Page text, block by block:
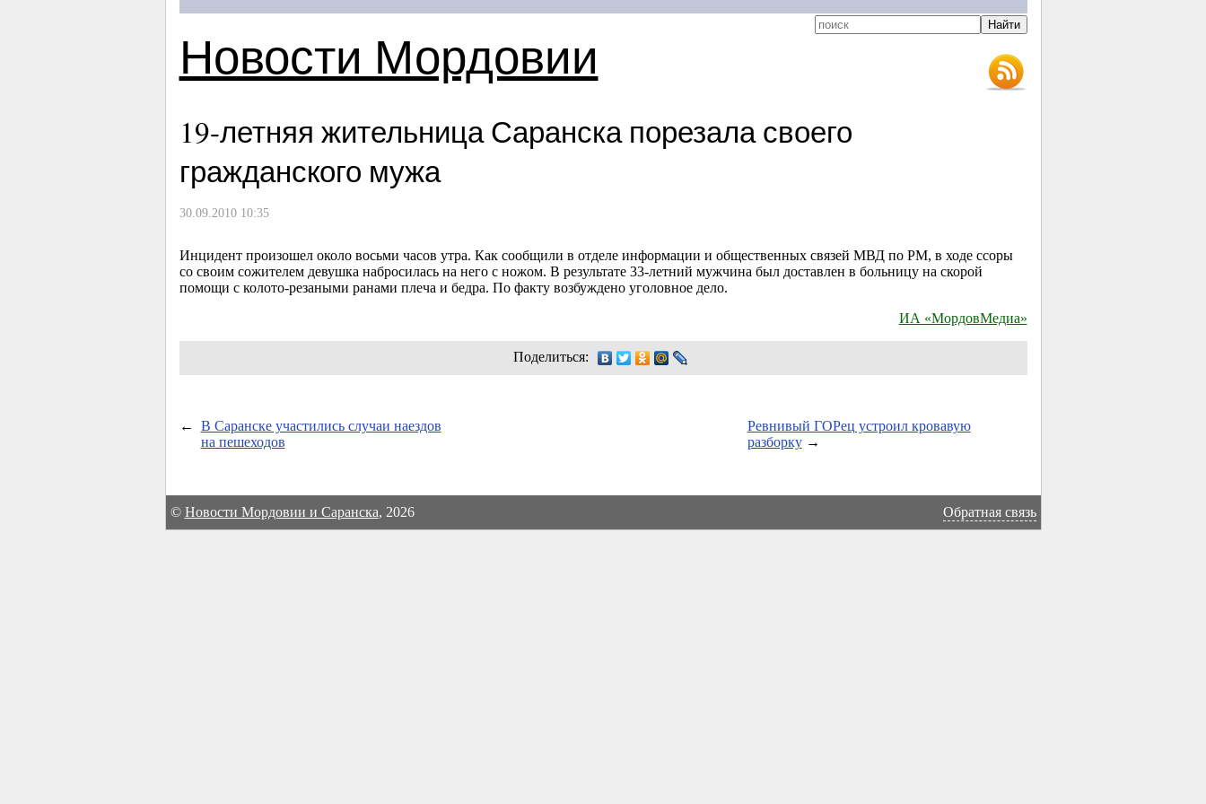
Новости Мордовии
19-летняя жительница Саранска порезала своего
гражданского мужа
30.09.2010 10:35
Инцидент произошел около восьми часов утра. Как сообщили в отделе информации и общественных связей МВД по РМ, в ходе ссоры
со своим сожителем девушка набросилась на него с ножом. В результате 33-летний мужчина был доставлен в больницу на скорой
помощи с колото-резаными ранами плеча и бедра. По факту возбуждено уголовное дело.
ИА «МордовМедиа»
Поделиться:
←
В Саранске участились случаи наездов
на пешеходов
Ревнивый ГОРец устроил кровавую
разборку→
© Новости Мордовии и Саранска, 2026 Обратная связь